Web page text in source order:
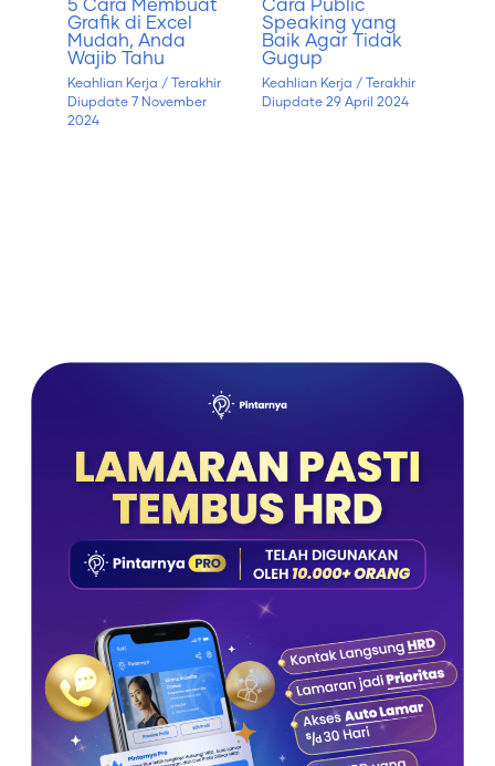
5 Cara Membuat
Grafik di Excel
Mudah, Anda
Wajib Tahu
Keahlian Kerja / Terakhir
Diupdate 7 November
2024
Cara Public
Speaking yang
Baik Agar Tidak
Gugup
Keahlian Kerja / Terakhir
Diupdate29 April 2024